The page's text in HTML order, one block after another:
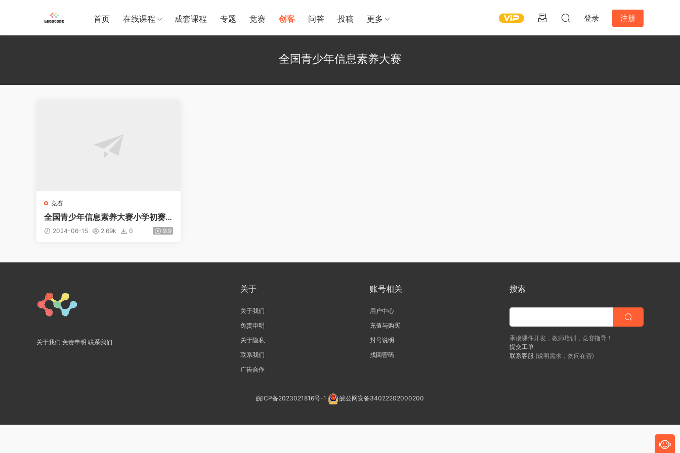
首页 在线课程 成套课程 专题 竞赛 创客 问答 投稿 更多 登录 注册
全国青少年信息素养大赛
竞赛
全国青少年信息素养大赛小学初赛
题库答案
2024-06-15 2.69k 0 9.9
关于我们 免责申明 联系我们
关于
关于我们
免责申明
关于隐私
联系我们
广告合作
账号相关
用户中心
充值与购买
封号说明
找回密码
搜索
承接课件开发，教师培训，竞赛指导！
提交工单
联系客服 (说明需求，勿问在否)
皖ICP备2023021816号-1 皖公网安备34022202000200